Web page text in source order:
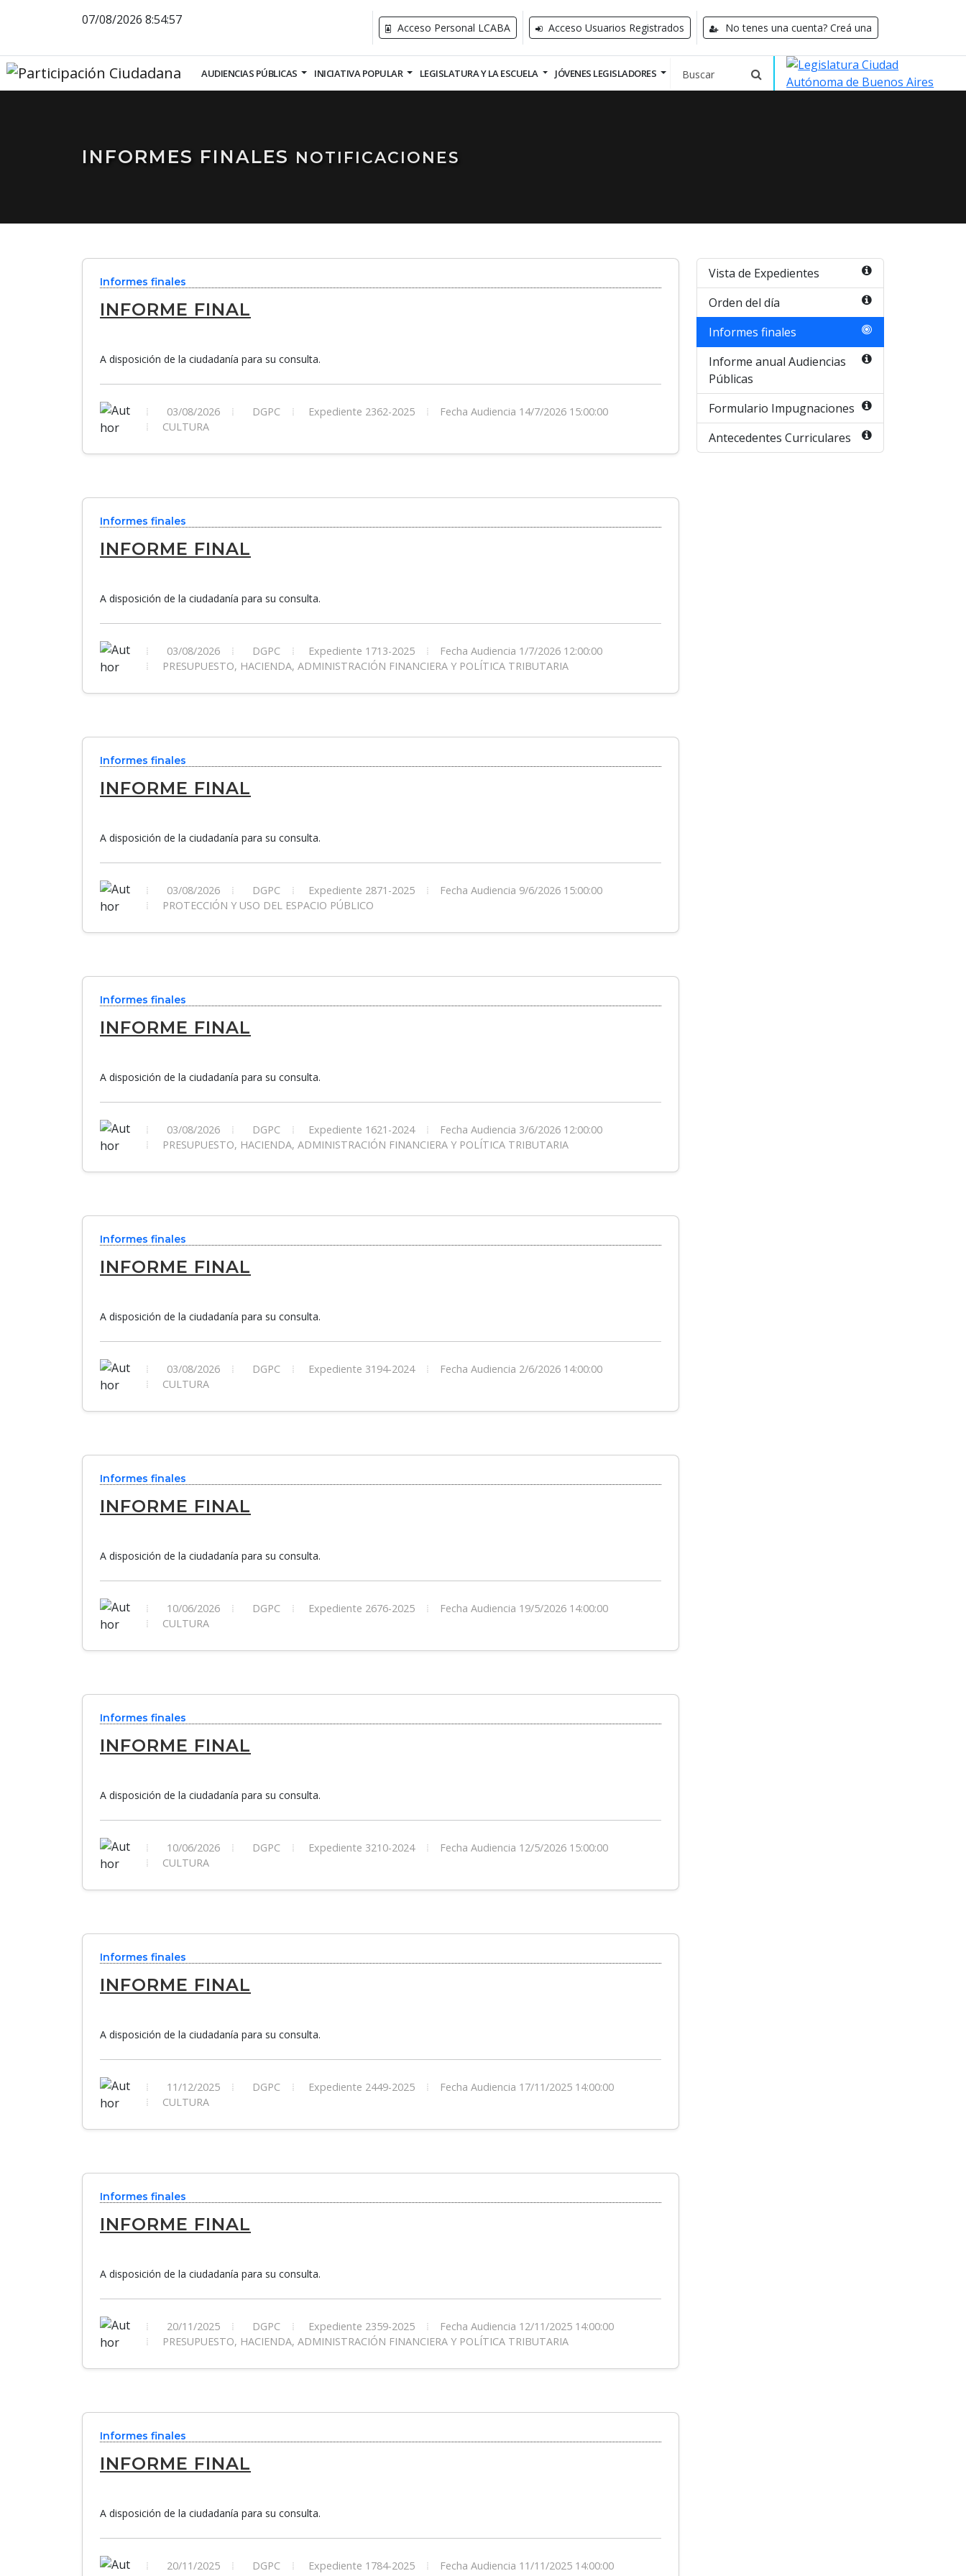
07/08/2026 8:54:58
Acceso Personal LCABA Acceso Usuarios Registrados No tenes una cuenta? Creá una
AUDIENCIAS PÚBLICAS INICIATIVA POPULAR LEGISLATURA Y LA ESCUELA JÓVENES LEGISLADORES
INFORMES FINALES NOTIFICACIONES
Informes finales
INFORME FINAL
A disposición de la ciudadanía para su consulta.
03/08/2026 DGPC Expediente 2362-2025
Fecha Audiencia 14/7/2026 15:00:00
CULTURA
Informes finales
INFORME FINAL
A disposición de la ciudadanía para su consulta.
03/08/2026 DGPC Expediente 1713-2025
Fecha Audiencia 1/7/2026 12:00:00
PRESUPUESTO, HACIENDA, ADMINISTRACIÓN FINANCIERA Y POLÍTICA TRIBUTARIA
Informes finales
INFORME FINAL
A disposición de la ciudadanía para su consulta.
03/08/2026 DGPC Expediente 2871-2025
Fecha Audiencia 9/6/2026 15:00:00
PROTECCIÓN Y USO DEL ESPACIO PÚBLICO
Informes finales
INFORME FINAL
A disposición de la ciudadanía para su consulta.
03/08/2026 DGPC Expediente 1621-2024
Fecha Audiencia 3/6/2026 12:00:00
PRESUPUESTO, HACIENDA, ADMINISTRACIÓN FINANCIERA Y POLÍTICA TRIBUTARIA
Informes finales
INFORME FINAL
A disposición de la ciudadanía para su consulta.
03/08/2026 DGPC Expediente 3194-2024
Fecha Audiencia 2/6/2026 14:00:00
CULTURA
Informes finales
INFORME FINAL
A disposición de la ciudadanía para su consulta.
10/06/2026 DGPC Expediente 2676-2025
Fecha Audiencia 19/5/2026 14:00:00
CULTURA
Informes finales
INFORME FINAL
A disposición de la ciudadanía para su consulta.
10/06/2026 DGPC Expediente 3210-2024
Fecha Audiencia 12/5/2026 15:00:00
CULTURA
Informes finales
INFORME FINAL
A disposición de la ciudadanía para su consulta.
11/12/2025 DGPC Expediente 2449-2025
Fecha Audiencia 17/11/2025 14:00:00
CULTURA
Informes finales
INFORME FINAL
A disposición de la ciudadanía para su consulta.
20/11/2025 DGPC Expediente 2359-2025
Fecha Audiencia 12/11/2025 14:00:00
PRESUPUESTO, HACIENDA, ADMINISTRACIÓN FINANCIERA Y POLÍTICA TRIBUTARIA
Informes finales
INFORME FINAL
A disposición de la ciudadanía para su consulta.
20/11/2025 DGPC Expediente 1784-2025
Fecha Audiencia 11/11/2025 14:00:00
Vista de Expedientes
Orden del día
Informes finales
Informe anual Audiencias
Públicas
Formulario Impugnaciones
Antecedentes Curriculares